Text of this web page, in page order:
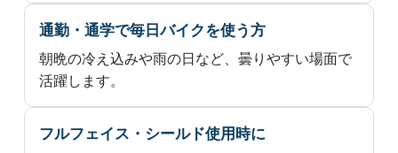
通勤・通学で毎日バイクを使う方
朝晩の冷え込みや雨の日など、曇りやすい場面で
活躍します。
フルフェイス・シールド使用時に